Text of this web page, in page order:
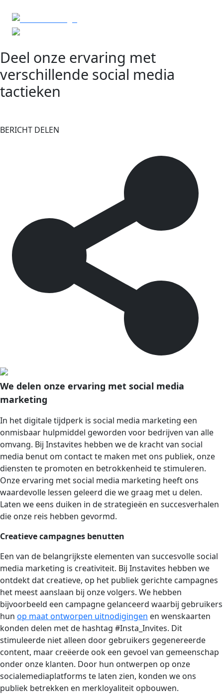
Deel onze ervaring met
verschillende social media
tactieken
BERICHT DELEN
We delen onze ervaring met social media
marketing
In het digitale tijdperk is social media marketing een
onmisbaar hulpmiddel geworden voor bedrijven van alle
omvang. Bij Instavites hebben we de kracht van social
media benut om contact te maken met ons publiek, onze
diensten te promoten en betrokkenheid te stimuleren.
Onze ervaring met social media marketing heeft ons
waardevolle lessen geleerd die we graag met u delen.
Laten we eens duiken in de strategieën en succesverhalen
die onze reis hebben gevormd.
Creatieve campagnes benutten
Een van de belangrijkste elementen van succesvolle social
media marketing is creativiteit. Bij Instavites hebben we
ontdekt dat creatieve, op het publiek gerichte campagnes
het meest aanslaan bij onze volgers. We hebben
bijvoorbeeld een campagne gelanceerd waarbij gebruikers
hun op maat ontworpen uitnodigingen en wenskaarten
konden delen met de hashtag #Insta_Invites. Dit
stimuleerde niet alleen door gebruikers gegenereerde
content, maar creëerde ook een gevoel van gemeenschap
onder onze klanten. Door hun ontwerpen op onze
socialemediaplatforms te laten zien, konden we ons
publiek betrekken en merkloyaliteit opbouwen.